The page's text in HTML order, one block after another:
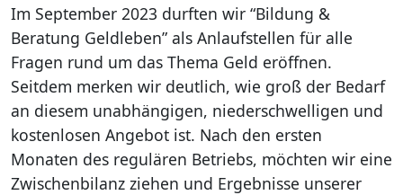
Im September 2023 durften wir “Bildung &
Beratung Geldleben” als Anlaufstellen für alle
Fragen rund um das Thema Geld eröffnen.
Seitdem merken wir deutlich, wie groß der Bedarf
an diesem unabhängigen, niederschwelligen und
kostenlosen Angebot ist. Nach den ersten
Monaten des regulären Betriebs, möchten wir eine
Zwischenbilanz ziehen und Ergebnisse unserer